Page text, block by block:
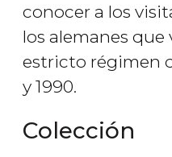
conocer a los
los alemanes que
estricto régimen
y 1990.
Colección